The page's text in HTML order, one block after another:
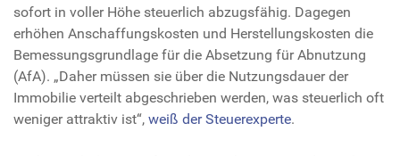
sofort in voller Höhe steuerlich abzugsfähig. Dagegen
erhöhen Anschaffungskosten und Herstellungskosten die
Bemessungsgrundlage für die Absetzung für Abnutzung
(AfA). „Daher müssen sie über die Nutzungsdauer der
Immobilie verteilt abgeschrieben werden, was steuerlich oft
weniger attraktiv ist“, weiß der Steuerexperte.